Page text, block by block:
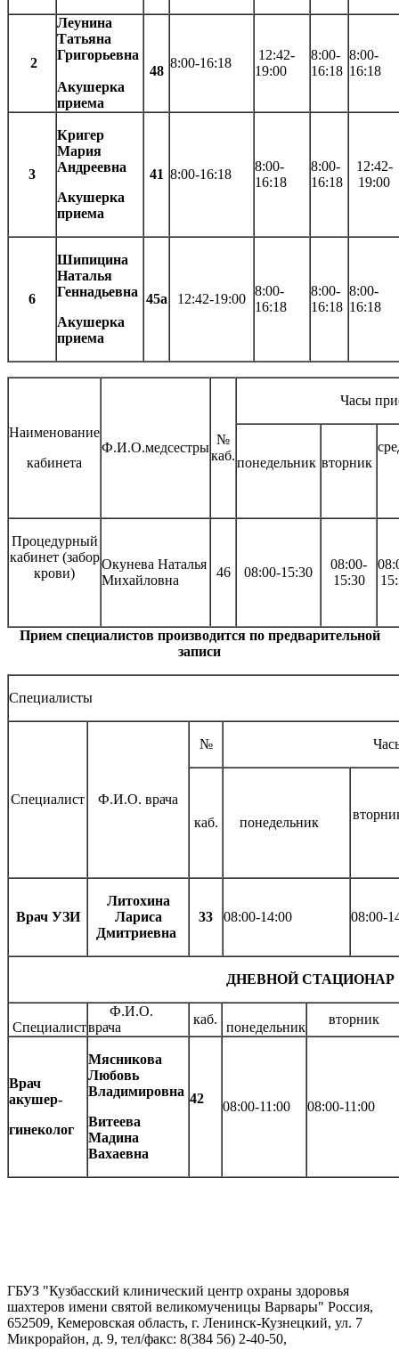
2
Леунина
Татьяна
Григорьевна
Акушерка
приема
48
8:00-16:18
12:42-
19:00
8:00-
16:18
8:00-
16:18
3
Кригер
Мария
Андреевна
Акушерка
приема
41 8:00-16:18
8:00-
16:18
8:00-
16:18
12:42-
19:00
6
Шипицина
Наталья
Геннадьевна
Акушерка
приема
45а 12:42-19:00
8:00-
16:18
8:00-
16:18
8:00-
16:18
Наименование
кабинета
Ф.И.О.медсестры
№
каб.
Часы
понедельник вторник
Процедурный
кабинет (забор
крови)
Окунева Наталья
Михайловна
46 08:00-15:30
08:00-
15:30
Прием специалистов производится по предварительной
записи
Специалисты
Специалист Ф.И.О. врача
№
каб. понедельник
Врач УЗИ
Литохина
Лариса
Дмитриевна
33 08:00-14:00 08:00-
ДНЕВНОЙ СТАЦИОНАР
Специалист
Ф.И.О.
врача
каб.
понедельник
вторник
Врач
акушер-
гинеколог
Мясникова
Любовь
Владимировна
Витеева
Мадина
Вахаевна
42
08:00-11:00 08:00-11:00
ГБУЗ "Кузбасский клинический центр охраны здоровья
шахтеров имени святой великомученицы Варвары" Россия,
652509, Кемеровская область, г. Ленинск-Кузнецкий, ул. 7
Микрорайон, д. 9, тел/факс: 8(384 56) 2-40-50,